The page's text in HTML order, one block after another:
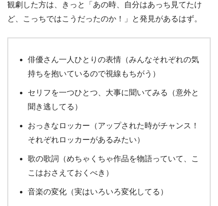
観劇した方は、きっと「あの時、自分はあっち見てたけ
ど、こっちではこうだったのか！」と発見があるはず。
俳優さん一人ひとりの表情（みんなそれぞれの気
持ちを抱いているので視線もちがう）
セリフを一つひとつ、大事に聞いてみる（意外と
聞き逃してる）
おっきなロッカー（アップされた時がチャンス！
それぞれロッカーがあるみたい）
歌の歌詞（めちゃくちゃ作品を物語っていて、こ
こはおさえておくべき）
音楽の変化（実はいろいろ変化してる）